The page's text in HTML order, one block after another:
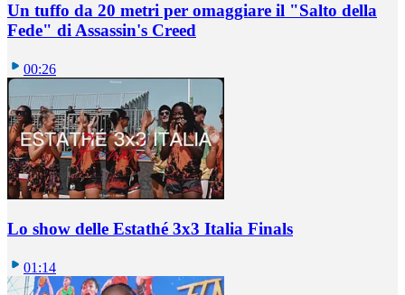
Un tuffo da 20 metri per omaggiare il "Salto della
Fede" di Assassin's Creed
00:26
Lo show delle Estathé 3x3 Italia Finals
01:14